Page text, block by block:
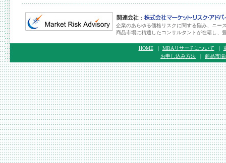
企業のあらゆる価格リスクに関する悩み、ニー
商品市場に精通したコンサルタントが在籍し、
HOME ｜ MRAリサーチについて ｜
お申し込み方法
｜ 商品市